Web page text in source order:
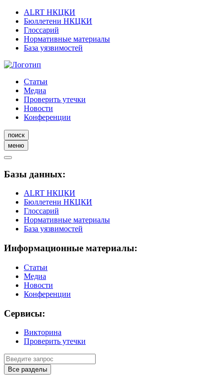
ALRT НКЦКИ
Бюллетени НКЦКИ
Глоссарий
Нормативные материалы
База уязвимостей
Статьи
Медиа
Проверить утечки
Новости
Конференции
поиск
меню
Базы данных:
ALRT НКЦКИ
Бюллетени НКЦКИ
Глоссарий
Нормативные материалы
База уязвимостей
Информационные материалы:
Статьи
Медиа
Новости
Конференции
Сервисы:
Викторина
Проверить утечки
Все разделы